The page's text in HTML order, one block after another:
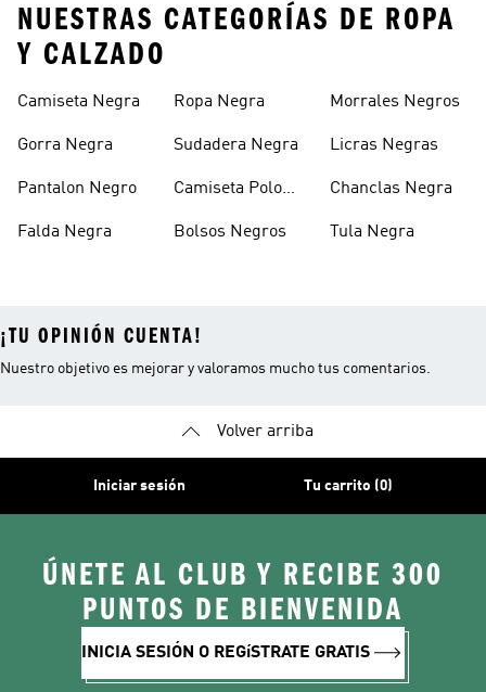
NUESTRAS CATEGORÍAS DE ROPA
Y CALZADO
Camiseta Negra
Gorra Negra
Pantalon Negro
Falda Negra
Ropa Negra
Sudadera Negra
Camiseta Polo
Bolsos Negros
Morrales Negros
Licras Negras
Chanclas Negra
Tula Negra
¡TU OPINIÓN CUENTA!
Nuestro objetivo es mejorar y valoramos mucho tus comentarios.
Volver arriba
Iniciar sesión Tu carrito (0)
ÚNETE AL CLUB Y RECIBE 300
PUNTOS DE BIENVENIDA
INICIA SESIÓN O REGíSTRATE GRATIS